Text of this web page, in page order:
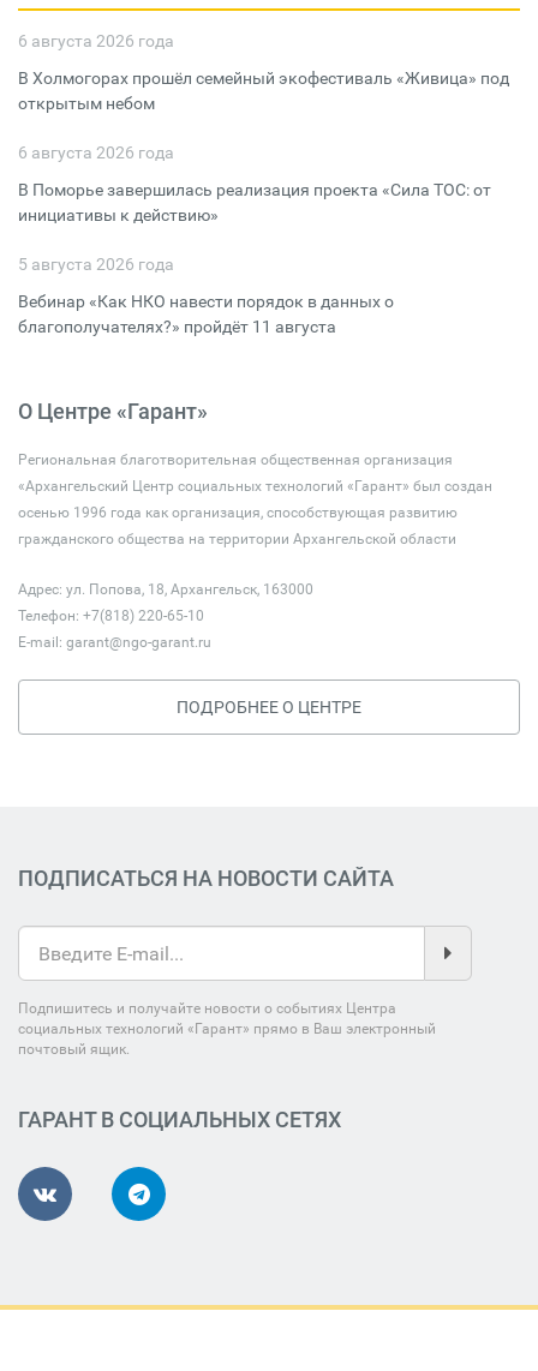
6 августа 2026 года
В Холмогорах прошёл семейный экофестиваль «Живица» под
открытым небом
6 августа 2026 года
В Поморье завершилась реализация проекта «Сила ТОС: от
инициативы к действию»
5 августа 2026 года
Вебинар «Как НКО навести порядок в данных о
благополучателях?» пройдёт 11 августа
О Центре «Гарант»
Региональная благотворительная общественная организация
«Архангельский Центр социальных технологий «Гарант» был создан
осенью 1996 года как организация, способствующая развитию
гражданского общества на территории Архангельской области
Адрес: ул. Попова, 18, Архангельск, 163000
Телефон: +7(818) 220-65-10
E-mail: garant@ngo-garant.ru
ПОДРОБНЕЕ О ЦЕНТРЕ
ПОДПИСАТЬСЯ НА НОВОСТИ САЙТА
Подпишитесь и получайте новости о событиях Центра
социальных технологий «Гарант» прямо в Ваш электронный
почтовый ящик.
ГАРАНТ В СОЦИАЛЬНЫХ СЕТЯХ